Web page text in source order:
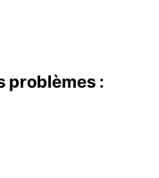
problèmes :